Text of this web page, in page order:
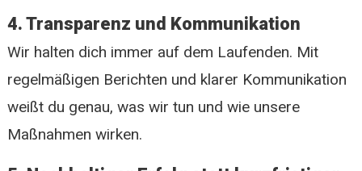
4. Transparenz und Kommunikation
Wir halten dich immer auf dem Laufenden. Mit
regelmäßigen Berichten und klarer Kommunikation
weißt du genau, was wir tun und wie unsere
Maßnahmen wirken.